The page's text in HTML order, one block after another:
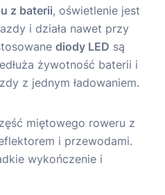
z baterii, oświetlenie jest
i działa nawet przy
diody LED są
żywotność baterii i
z jednym ładowaniem.